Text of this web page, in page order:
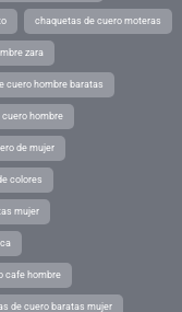
chaquetas de cuero moteras
zara
cuero hombre baratas
hombre
de mujer
colores
mujer
cafe hombre
de cuero baratas mujer